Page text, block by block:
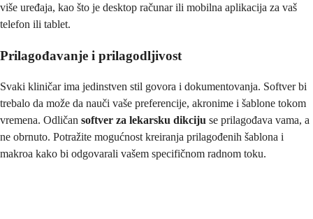
više uređaja, kao što je desktop računar ili mobilna aplikacija za vaš
telefon ili tablet.
Prilagođavanje i prilagodljivost
Svaki kliničar ima jedinstven stil govora i dokumentovanja. Softver bi
trebalo da može da nauči vaše preferencije, akronime i šablone tokom
vremena. Odličan softver za lekarsku dikciju se prilagođava vama, a
ne obrnuto. Potražite mogućnost kreiranja prilagođenih šablona i
makroa kako bi odgovarali vašem specifičnom radnom toku.